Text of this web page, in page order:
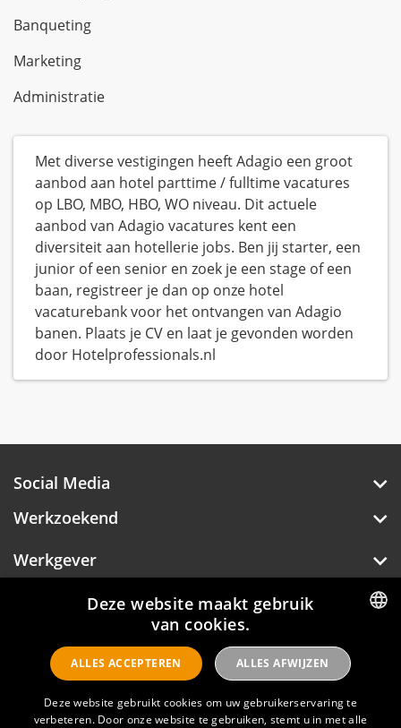
Banqueting
Marketing
Administratie
Met diverse vestigingen heeft Adagio een groot
aanbod aan hotel parttime / fulltime vacatures
op LBO, MBO, HBO, WO niveau. Dit actuele
aanbod van Adagio vacatures kent een
diversiteit aan hotellerie jobs. Ben jij starter, een
junior of een senior en zoek je een stage of een
baan, registreer je dan op onze hotel
vacaturebank voor het ontvangen van Adagio
banen. Plaats je CV en laat je gevonden worden
door Hotelprofessionals.nl
Social Media
Werkzoekend
Werkgever
Over Hotelprofessionals
Hotelprofessionals
DUTCH
ENGLISH
Deze website maakt gebruik
van cookies.
Deze website gebruikt cookies om uw gebruikerservaring te
verbeteren. Door onze website te gebruiken, stemt u in met alle
ALLES ACCEPTEREN ALLES AFWIJZEN